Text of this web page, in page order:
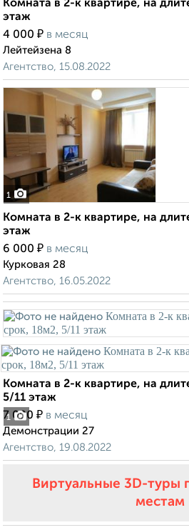
Комната в 2-к квартире, на
этаж
4 000 ₽ в месяц
Лейтейзена 8
Агентство, 15.08.2022
1
Комната в 2-к квартире, на
этаж
6 000 ₽ в месяц
Курковая 28
Агентство, 16.05.2022
1
Комната в 2-к квартире, на
5/11 этаж
7 000 ₽ в месяц
Демонстрации 27
Агентство, 19.08.2022
Виртуальные 3D-туры
местам